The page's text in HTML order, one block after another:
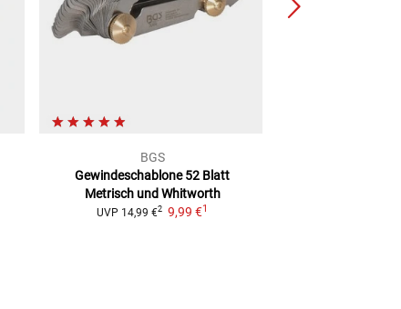
BGS
Gewindeschablone 52 Blatt
Metrisch und Whitworth
UVP 14,99 €2 9,99 €1